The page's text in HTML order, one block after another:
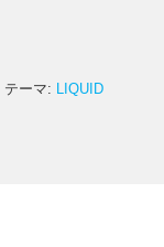
テーマ: LIQUID